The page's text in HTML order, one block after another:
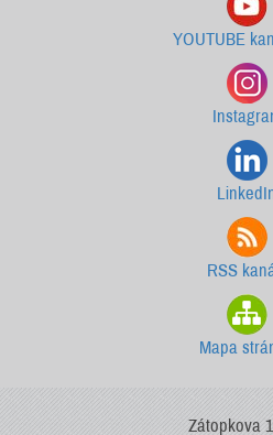
YOUTUBE
RSS
Mapa
Zátopkova